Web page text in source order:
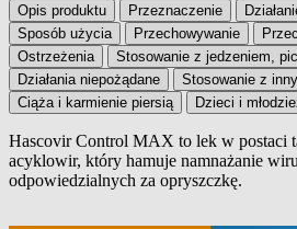
Opis produktu Przeznaczenie
Sposób użycia
Przechowywanie
Ostrzeżenia
Stosowanie z jedzeniem,
Działania niepożądane
Stosowanie z
Ciąża i karmienie piersią
Dzieci i
Opis produktu
Hascovir Control MAX to lek w postaci
acyklowir, który hamuje namnażanie
odpowiedzialnych za opryszczkę.